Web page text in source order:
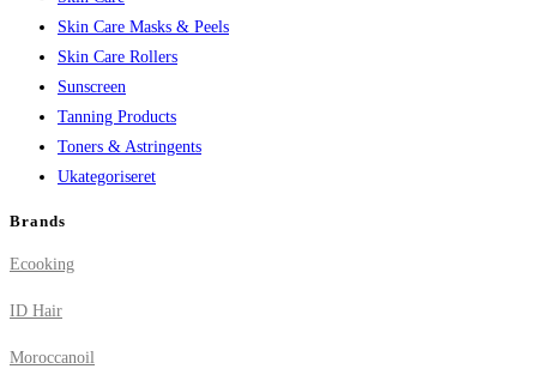
Skin Care Masks & Peels
Skin Care Rollers
Sunscreen
Tanning Products
Toners & Astringents
Ukategoriseret
Brands
Ecooking
ID Hair
Moroccanoil